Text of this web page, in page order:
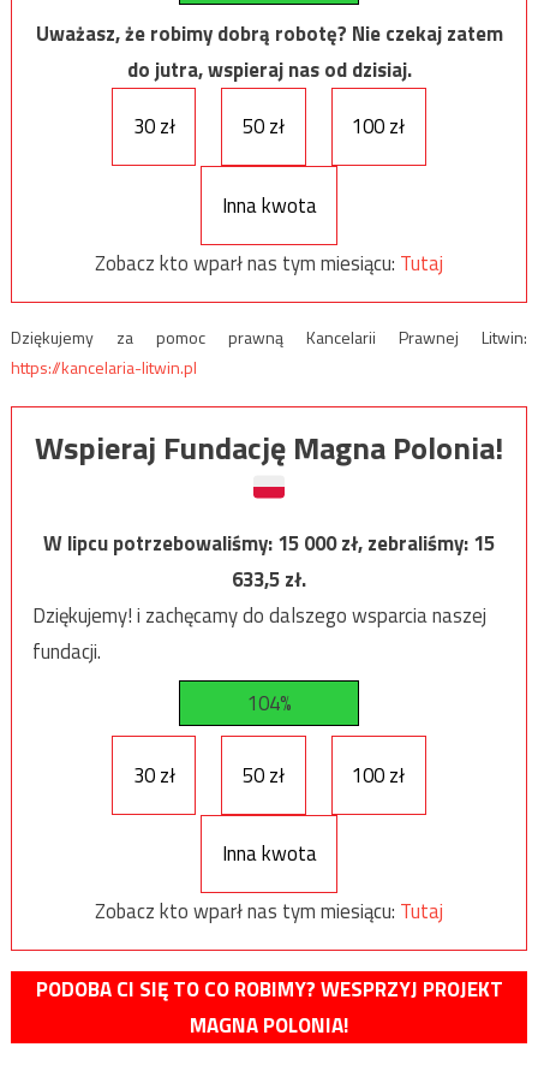
Uważasz, że robimy dobrą robotę? Nie czekaj zatem
do jutra, wspieraj nas od dzisiaj.
30 zł
50 zł 100 zł
Inna kwota
Zobacz kto wparł nas tym miesiącu: Tutaj
Dziękujemy za pomoc prawną Kancelarii Prawnej Litwin:
https://kancelaria-litwin.pl
Wspieraj Fundację Magna Polonia!
W lipcu potrzebowaliśmy:15 000zł, zebraliśmy:15
633,5zł.
Dziękujemy! i zachęcamy do dalszego wsparcia naszej
fundacji.
104%
30 zł 50 zł 100 zł
Inna kwota
Zobacz kto wparł nas tym miesiącu: Tutaj
PODOBA CI SIĘ TO CO ROBIMY? WESPRZYJ PROJEKT
MAGNA POLONIA!